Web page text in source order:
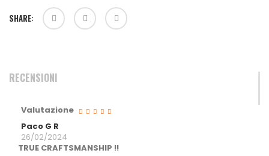
SHARE:
RECENSIONI
Valutazione
Paco G R
26/02/2024
TRUE CRAFTSMANSHIP !!